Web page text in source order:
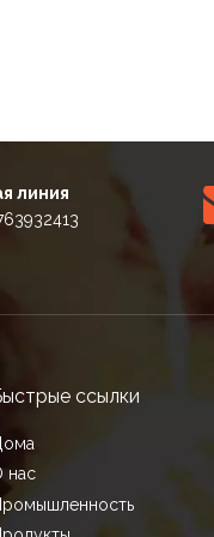
линия
ссылки
нас